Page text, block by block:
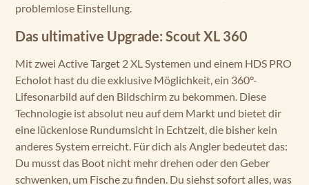
problemlose Einstellung.
Das ultimative Upgrade: Scout XL 360
Mit zwei Active Target 2 XL Systemen und einem HDS PRO
Echolot hast du die exklusive Möglichkeit, ein 360°-
Lifesonarbild auf den Bildschirm zu bekommen. Diese
Technologie ist absolut neu auf dem Markt und bietet dir
eine lückenlose Rundumsicht in Echtzeit, die bisher kein
anderes System erreicht. Für dich als Angler bedeutet das:
Du musst das Boot nicht mehr drehen oder den Geber
schwenken, um Fische zu finden. Du siehst sofort alles, was